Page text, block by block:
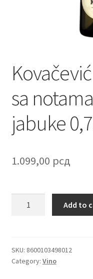
Cveće
Delivery
Destilati
FAQ
Igračke
Cvece
sa
jabuke
1.099,00 рсд
notama
breskve
Add to
SKU: 8600103498012
Category: Vino